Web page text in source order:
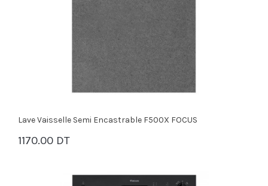
Lave Vaisselle Semi Encastrable F500X FOCUS
1170.00 DT
PANIER